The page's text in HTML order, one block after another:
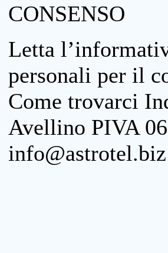
CONSENSO
Letta
personali per il
Come trovarci
Avellino PIVA